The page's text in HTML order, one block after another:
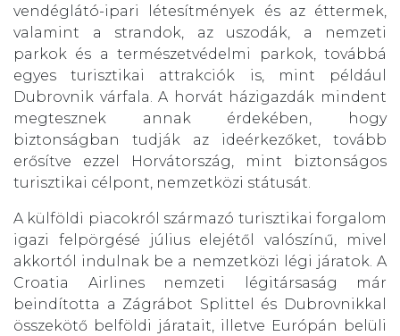
vendéglátó-ipari létesítmények és az éttermek,
valamint a strandok, az uszodák, a nemzeti
parkok és a természetvédelmi parkok, továbbá
egyes turisztikai attrakciók is, mint például
Dubrovnik várfala. A horvát házigazdák mindent
megtesznek annak érdekében, hogy
biztonságban tudják az ideérkezőket, tovább
erősítve ezzel Horvátország, mint biztonságos
turisztikai célpont, nemzetközi státusát.
A külföldi piacokról származó turisztikai forgalom
igazi felpörgésé július elejétől valószínű, mivel
akkortól indulnak be a nemzetközi légi járatok. A
Croatia Airlines nemzeti légitársaság már
beindította a Zágrábot Splittel és Dubrovnikkal
összekötő belföldi járatait, illetve Európán belüli